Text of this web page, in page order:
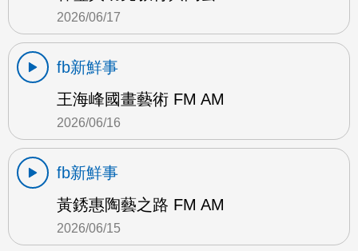
2026/06/17
fb新鮮事
王海峰國畫藝術 FM AM
2026/06/16
fb新鮮事
黃銹惠陶藝之路 FM AM
2026/06/15